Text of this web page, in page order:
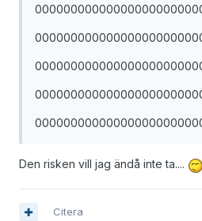
Den risken vill jag ändå inte ta....
Citera